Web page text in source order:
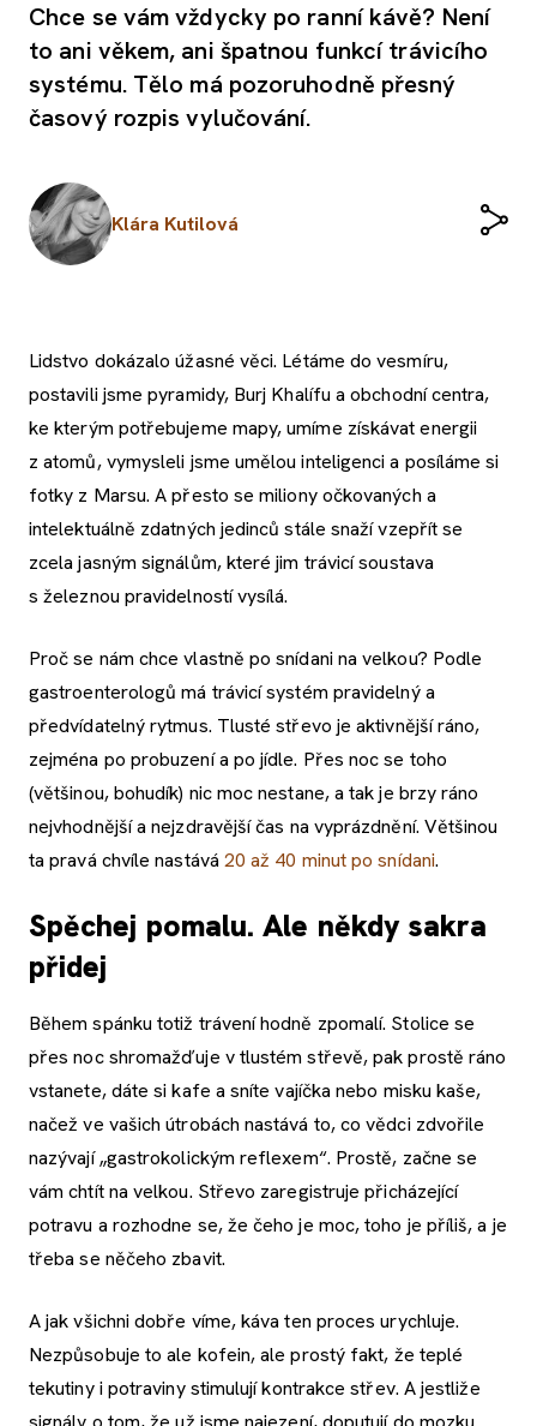
Chce se vám vždycky po ranní kávě? Není
to ani věkem, ani špatnou funkcí trávicího
systému. Tělo má pozoruhodně přesný
časový rozpis vylučování.
Klára Kutilová
Lidstvo dokázalo úžasné věci. Létáme do vesmíru,
postavili jsme pyramidy, Burj Khalífu a obchodní centra,
ke kterým potřebujeme mapy, umíme získávat energii
z atomů, vymysleli jsme umělou inteligenci a posíláme si
fotky z Marsu. A přesto se miliony očkovaných a
intelektuálně zdatných jedinců stále snaží vzepřít se
zcela jasným signálům, které jim trávicí soustava
s železnou pravidelností vysílá.
Proč se nám chce vlastně po snídani na velkou? Podle
gastroenterologů má trávicí systém pravidelný a
předvídatelný rytmus. Tlusté střevo je aktivnější ráno,
zejména po probuzení a po jídle. Přes noc se toho
(většinou, bohudík) nic moc nestane, a tak je brzy ráno
nejvhodnější a nejzdravější čas na vyprázdnění. Většinou
ta pravá chvíle nastává 20 až 40 minut po snídani.
Spěchej pomalu. Ale někdy sakra
přidej
Během spánku totiž trávení hodně zpomalí. Stolice se
přes noc shromažďuje v tlustém střevě, pak prostě ráno
vstanete, dáte si kafe a sníte vajíčka nebo misku kaše,
načež ve vašich útrobách nastává to, co vědci zdvořile
nazývají „gastrokolickým reflexem“. Prostě, začne se
vám chtít na velkou. Střevo zaregistruje přicházející
potravu a rozhodne se, že čeho je moc, toho je příliš, a je
třeba se něčeho zbavit.
A jak všichni dobře víme, káva ten proces urychluje.
Nezpůsobuje to ale kofein, ale prostý fakt, že teplé
tekutiny i potraviny stimulují kontrakce střev. A jestliže